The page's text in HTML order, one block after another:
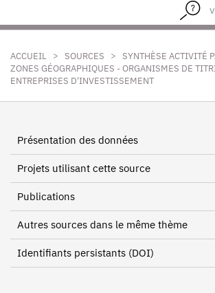
ACCUEIL > SOURCES > SYNTHÈSE ACTIVITÉ
ZONES GÉOGRAPHIQUES - ORGANISMES DE
ENTREPRISES D'INVESTISSEMENT
Présentation des données
Projets utilisant cette source
Publications
Autres sources dans le même thème
Identifiants persistants (DOI)